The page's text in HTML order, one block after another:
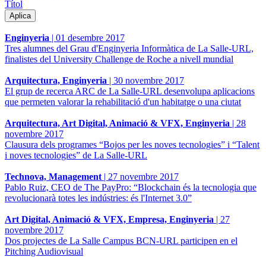
Títol
Enginyeria | 01 desembre 2017
Tres alumnes del Grau d'Enginyeria Informàtica de La Salle-URL,
finalistes del University Challenge de Roche a nivell mundial
Arquitectura, Enginyeria | 30 novembre 2017
El grup de recerca ARC de La Salle-URL desenvolupa aplicacions
que permeten valorar la rehabilitació d'un habitatge o una ciutat
Arquitectura, Art Digital, Animació & VFX, Enginyeria | 28
novembre 2017
Clausura dels programes “Bojos per les noves tecnologies” i “Talent
i noves tecnologies” de La Salle-URL
Technova, Management | 27 novembre 2017
Pablo Ruiz, CEO de The PayPro: “Blockchain és la tecnologia que
revolucionarà totes les indústries: és l'Internet 3.0”
Art Digital, Animació & VFX, Empresa, Enginyeria | 27
novembre 2017
Dos projectes de La Salle Campus BCN-URL participen en el
Pitching Audiovisual